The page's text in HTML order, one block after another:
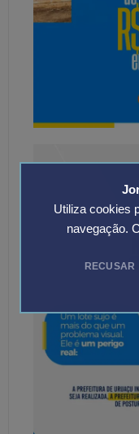
Utiliza cookies
navegação.
RECUSAR